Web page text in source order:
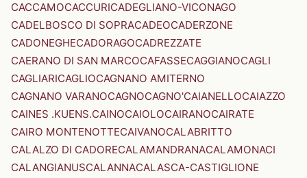
CACCAMOCACCURICADEGLIANO-VICONAGO
CADELBOSCO DI SOPRACADEOCADERZONE
CADONEGHECADORAGOCADREZZATE
CAERANO DI SAN MARCOCAFASSECAGGIANOCAGLI
CAGLIARICAGLIOCAGNANO AMITERNO
CAGNANO VARANOCAGNOCAGNO'CAIANELLOCAIAZZO
CAINES .KUENS.CAINOCAIOLOCAIRANOCAIRATE
CAIRO MONTENOTTECAIVANOCALABRITTO
CALALZO DI CADORECALAMANDRANACALAMONACI
CALANGIANUSCALANNACALASCA-CASTIGLIONE